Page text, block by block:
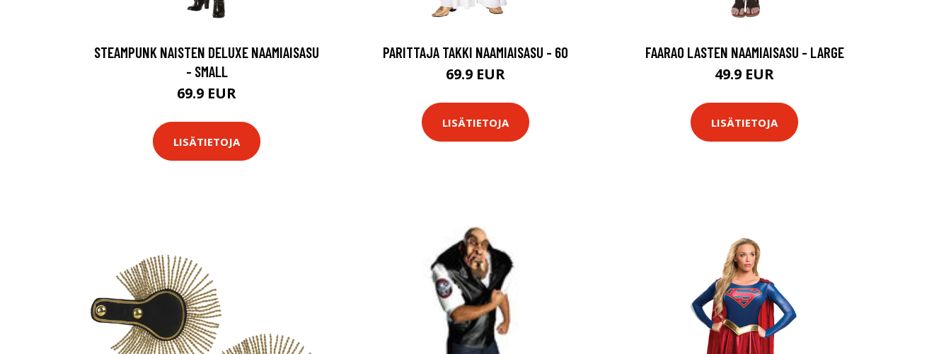
STEAMPUNK NAISTEN DELUXE NAAMIAISASU
- SMALL
69.9 EUR
LISÄTIETOJA
PARITTAJA TAKKI NAAMIAISASU - 60
69.9 EUR
LISÄTIETOJA
FAARAO LASTEN NAAMIAISASU - LARGE
49.9 EUR
LISÄTIETOJA